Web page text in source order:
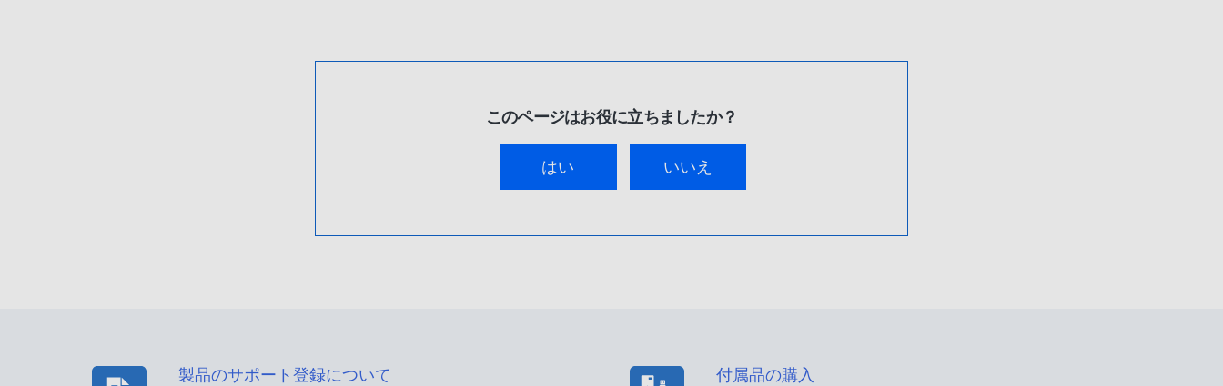
このページはお役に立ちましたか？
はい いいえ
製品のサポート登録について 付属品の購入